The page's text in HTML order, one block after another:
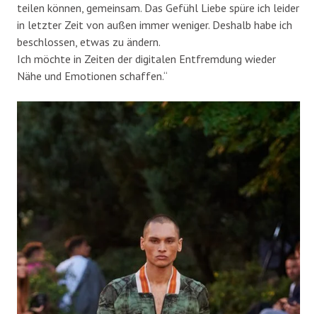
teilen können, gemeinsam. Das Gefühl Liebe spüre ich leider
in letzter Zeit von außen immer weniger. Deshalb habe ich
beschlossen, etwas zu ändern.
Ich möchte in Zeiten der digitalen Entfremdung wieder
Nähe und Emotionen schaffen.“